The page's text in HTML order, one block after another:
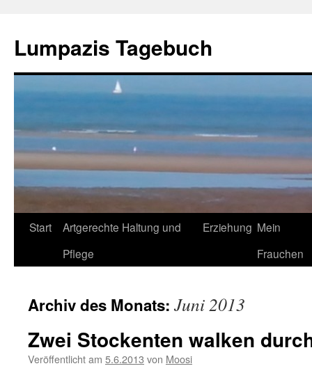
springen
Lumpazis Tagebuch
Start
Artgerechte Haltung und
Pflege
Erziehung Mein
Frauchen
Archiv des Monats: Juni 2013
Zwei Stockenten walken
Veröffentlicht am 5.6.2013 von Moosi